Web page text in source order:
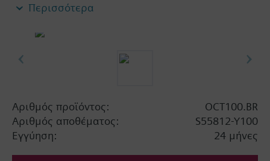
devices
thread communication
Mains powered by external power supply
adapter (AC 100...240 V)
Clear status indication with integrated LEDs
Dimensions: 92 x 26 x 77 mm
Περισσότερα
Αριθμός προϊόντος:
OCT100.BR
Αριθμός αποθέματος:
S55812-Y100
Εγγύηση:
24 μήνες